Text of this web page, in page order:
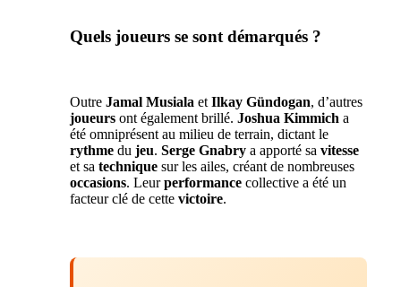
Quels joueurs se sont démarqués ?
Outre Jamal Musiala et Ilkay Gündogan, d’autres
joueurs ont également brillé. Joshua Kimmich a
été omniprésent au milieu de terrain, dictant le
rythme du jeu. Serge Gnabry a apporté sa vitesse
et sa technique sur les ailes, créant de nombreuses
occasions. Leurperformance collective a été un
facteur clé de cette victoire.